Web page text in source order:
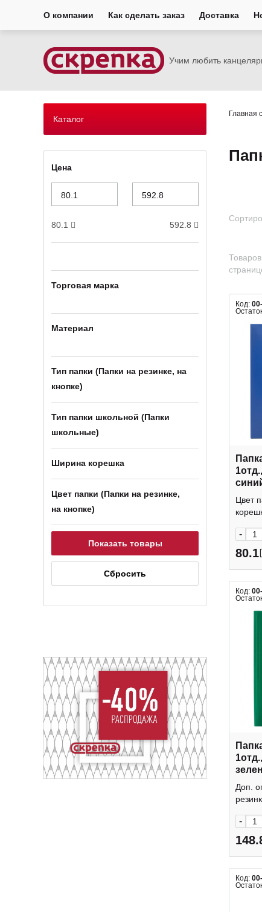
О компании Как сделать заказ Доставка
Учим любить
Каталог
Цена
80.1 592.8
Торговая марка
Материал
Тип папки (Папки на резинке, на
кнопке)
Тип папки школьной (Папки
школьные)
Ширина корешка
Цвет папки (Папки на резинке,
на кнопке)
Главная
Код:
Цвет
-
80.1
Код:
045-
Доп.
-
Код: